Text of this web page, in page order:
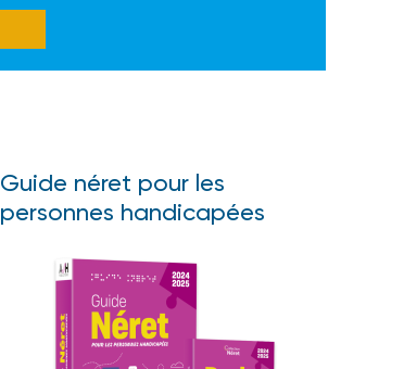
Guide néret pour les
personnes handicapées